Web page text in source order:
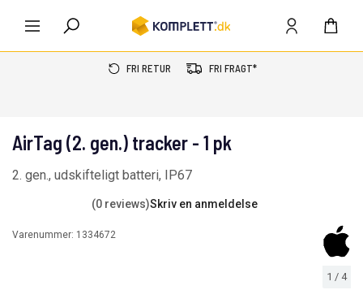
FRI RETUR FRI FRAGT*
1 / 4
AirTag (2. gen.) tracker - 1 pk
2. gen., udskifteligt batteri, IP67
(0 reviews)Skriv en anmeldelse
Varenummer: 1334672